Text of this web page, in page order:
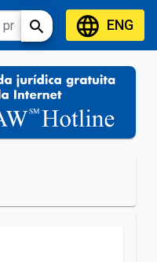
search languageENG